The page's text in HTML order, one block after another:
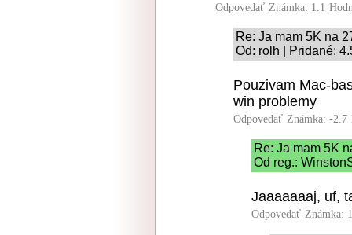
Odpovedať Známka: 1.1
Re: Ja mam 5K na
Od: rolh | Pridané:
Pouzivam Mac-
win problemy
Odpovedať Známka: -2.7
Re: Ja mam 5K
Od reg.:
Jaaaaaaaj, uf,
Odpovedať Známka: